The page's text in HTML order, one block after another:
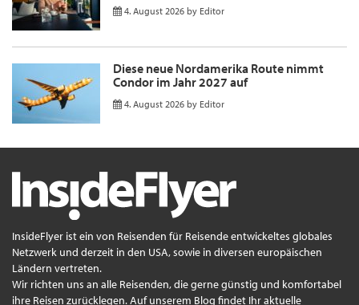
4. August 2026 by Editor
Diese neue Nordamerika Route nimmt
Condor im Jahr 2027 auf
4. August 2026 by Editor
InsideFlyer ist ein von Reisenden für Reisende entwickeltes globales
Netzwerk und derzeit in den USA, sowie in diversen europäischen
Ländern vertreten.
Wir richten uns an alle Reisenden, die gerne günstig und komfortabel
ihre Reisen zurücklegen. Auf unserem Blog findet Ihr aktuelle